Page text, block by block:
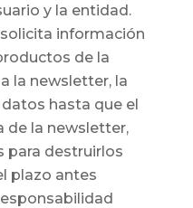
y la entidad.
información
de la
la newsletter, la
hasta que el
de la newsletter,
para destruirlos
plazo antes